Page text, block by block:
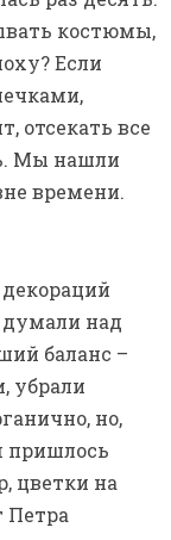
баланс –
убрали
но,
цветки на
Петра
Но с
это не
это
старой
цветов, –
желтых. Все
карточках.